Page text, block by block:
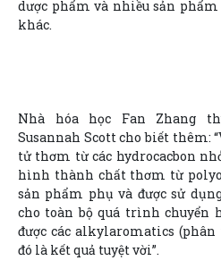
dược phẩm và nhiều sản
khác.
Nhà hóa học Fan Zhang
Susannah Scott cho biết thêm:
tử thơm từ các hydrocacbon
hình thành chất thơm từ
sản phẩm phụ và được sử
cho toàn bộ quá trình chuyển
được các alkylaromatics
đó là kết quả tuyệt vời”.